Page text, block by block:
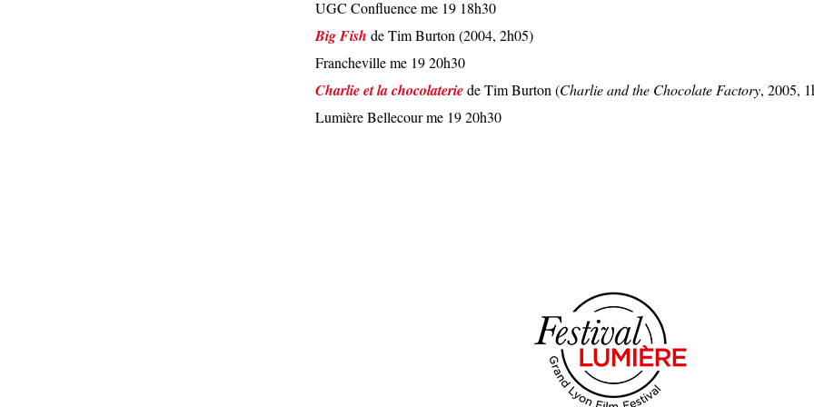
UGC Confluence me 19 18h30
Big Fish de Tim Burton (2004, 2h05)
Francheville me 19 20h30
Charlie et la chocolateriede Tim Burton (Charlie and the Chocolate Factory, 2005,
Lumière Bellecour me 19 20h30